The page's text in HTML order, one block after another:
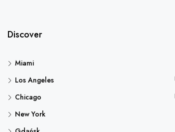
Discover
Miami
Los Angeles
Chicago
New York